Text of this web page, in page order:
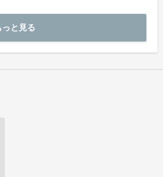
連絡いただいた後、
連絡致します。
っと見る